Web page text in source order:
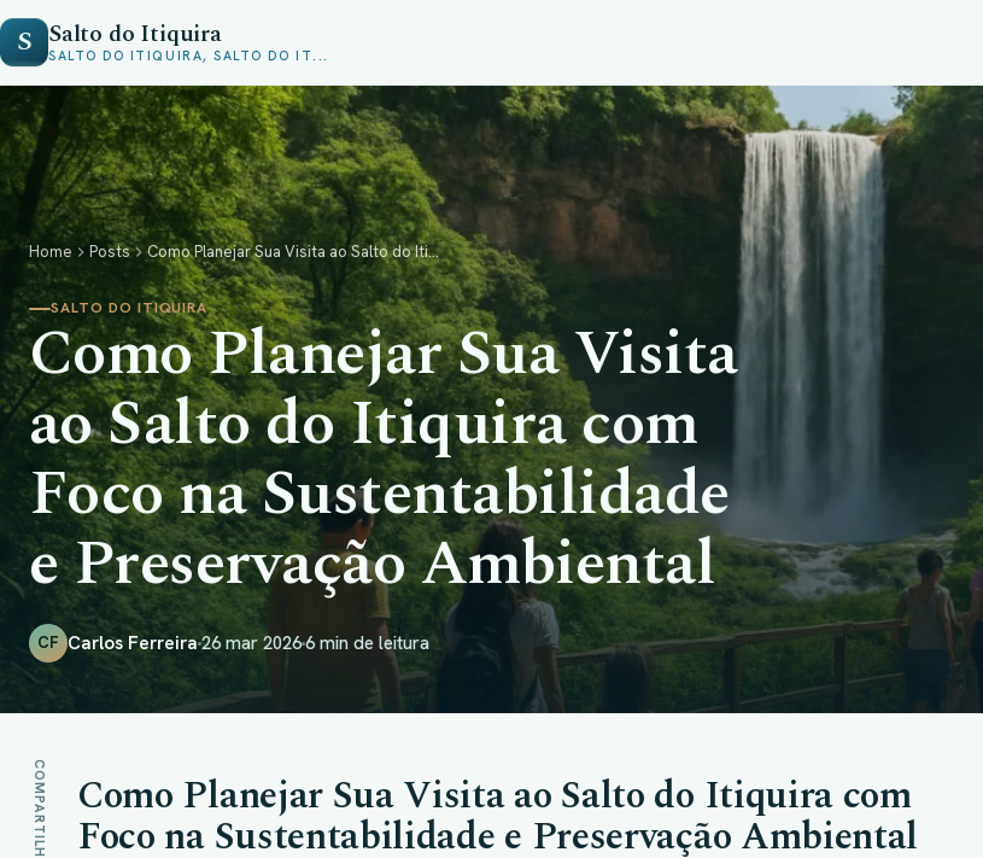
S Salto do Itiquira
SALTO DO ITIQUIRA, SALTO DO IT...
Home Posts Como Planejar Sua Visita ao Salto do Iti...
SALTO DO ITIQUIRA
Como Planejar Sua Visita
ao Salto do Itiquira com
Foco na Sustentabilidade
e Preservação Ambiental
CF Carlos Ferreira26 mar 20266 min de leitura
COMPARTILHAR Como Planejar Sua Visita ao Salto do Itiquira com
Foco na Sustentabilidade e Preservação Ambiental